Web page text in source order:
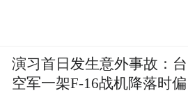
演习首日发生意外事故：台
空军一架F-16战机降落时偏